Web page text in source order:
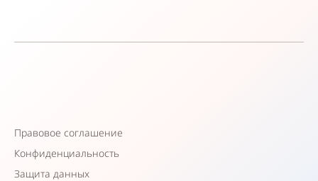
Правовое соглашение
Конфиденциальность
Защита данных